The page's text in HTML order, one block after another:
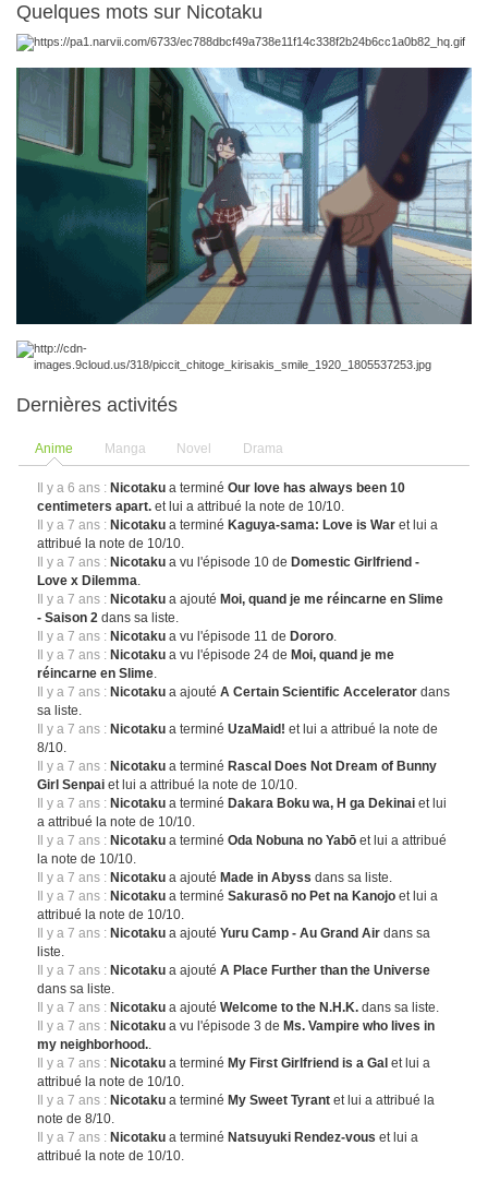
Quelques mots sur Nicotaku
Dernières activités
Anime Manga Novel Drama
Il y a 6 ans : Nicotaku a terminéOur love has always been 10
centimeters apart. et lui a attribué la note de 10/10.
Il y a 7 ans : Nicotaku a terminé Kaguya-sama: Love is War et lui a
attribué la note de 10/10.
Il y a 7 ans : Nicotaku a vu l'épisode 10 de Domestic Girlfriend -
Love x Dilemma.
Il y a 7 ans : Nicotaku a ajouté Moi, quand je me réincarne en Slime
- Saison 2 dans sa liste.
Il y a 7 ans : Nicotaku a vu l'épisode 11 de Dororo.
Il y a 7 ans : Nicotaku a vu l'épisode 24 de Moi, quand je me
réincarne en Slime.
Il y a 7 ans : Nicotaku a ajoutéA Certain Scientific Accelerator dans
sa liste.
Il y a 7 ans : Nicotaku a terminéUzaMaid! et lui a attribué la note de
8/10.
Il y a 7 ans : Nicotaku a terminé Rascal Does Not Dream of Bunny
Girl Senpai et lui a attribué la note de 10/10.
Il y a 7 ans : Nicotaku a terminé Dakara Boku wa, H ga Dekinai et lui
a attribué la note de 10/10.
Il y a 7 ans : Nicotaku a terminéOda Nobuna no Yabō et lui a attribué
la note de 10/10.
Il y a 7 ans : Nicotaku a ajouté Made in Abyss dans sa liste.
Il y a 7 ans : Nicotaku a terminéSakurasō no Pet na Kanojo et lui a
attribué la note de 10/10.
Il y a 7 ans : Nicotaku a ajoutéYuru Camp - Au Grand Air dans sa
liste.
Il y a 7 ans : Nicotaku a ajoutéA Place Further than the Universe
dans sa liste.
Il y a 7 ans : Nicotaku a ajoutéWelcome to the N.H.K. dans sa liste.
Il y a 7 ans : Nicotaku a vu l'épisode 3 de Ms. Vampire who lives in
my neighborhood..
Il y a 7 ans : Nicotaku a terminé My First Girlfriend is a Gal et lui a
attribué la note de 10/10.
Il y a 7 ans : Nicotaku a terminé My Sweet Tyrant et lui a attribué la
note de 8/10.
Il y a 7 ans : Nicotaku a terminé Natsuyuki Rendez-vous et lui a
attribué la note de 10/10.